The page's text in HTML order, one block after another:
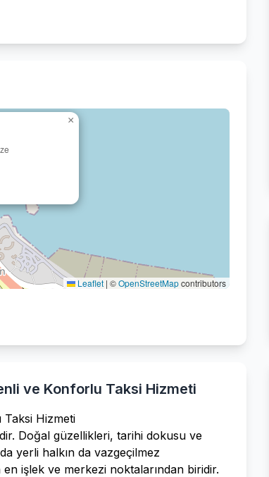
×
Leaflet | ©OpenStreetMapcontributors
ve Konforlu Taksi Hizmeti
Hizmeti
Doğal güzellikleri, tarihi dokusu ve
yerli halkın da vazgeçilmez
işlek ve merkezi noktalarından biridir.